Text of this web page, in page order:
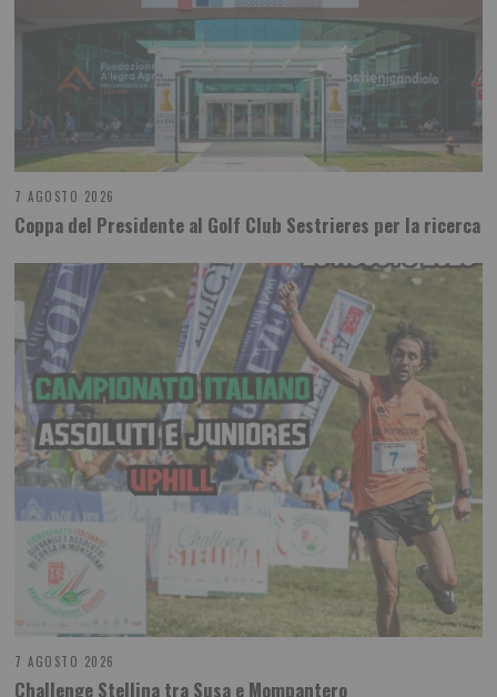
7 AGOSTO 2026
Coppa del Presidente al Golf Club Sestrieres per la ricerca
7 AGOSTO 2026
Challenge Stellina tra Susa e Mompantero